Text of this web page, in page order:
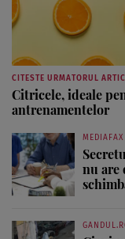
CITESTE URMATORUL
Citricele, ideale
antrenamentelor
MEDIAFAX
nu are